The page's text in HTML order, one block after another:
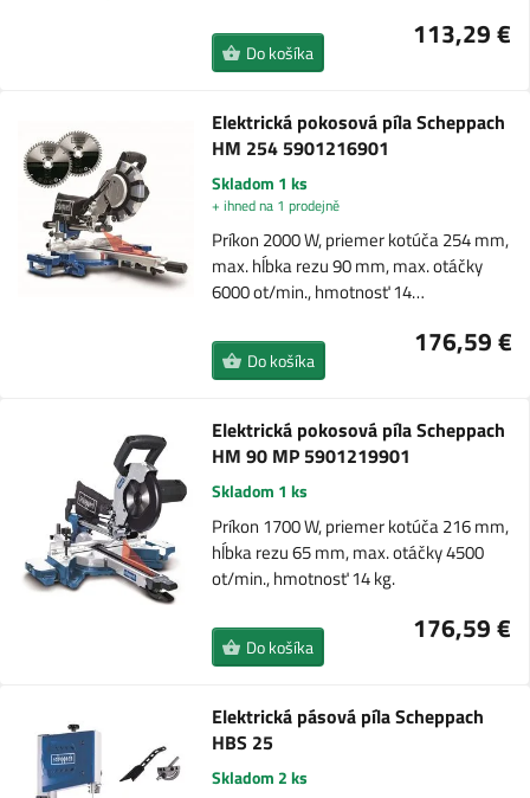
113,29 €
Do košíka
Elektrická pokosová píla Scheppach
HM 254 5901216901
Skladom 1 ks
+ ihned na 1 prodejně
Príkon 2000 W, priemer kotúča 254 mm,
max. hĺbka rezu 90 mm, max. otáčky
6000 ot/min., hmotnosť 14…
176,59 €
Do košíka
Elektrická pokosová píla Scheppach
HM 90 MP 5901219901
Skladom 1 ks
Príkon 1700 W, priemer kotúča 216 mm,
hĺbka rezu 65 mm, max. otáčky 4500
ot/min., hmotnosť 14 kg.
176,59 €
Do košíka
Elektrická pásová píla Scheppach
HBS 25
Skladom 2 ks